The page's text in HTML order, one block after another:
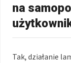
na
Tak, działanie